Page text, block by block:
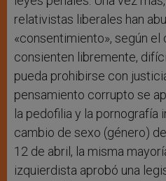
relativistas liberales han
«consentimiento», según
consienten libremente,
pueda prohibirse con
pensamiento corrupto se
la pedofilia y la pornografía
cambio de sexo (género)
12 de abril, la misma
izquierdista aprobó una